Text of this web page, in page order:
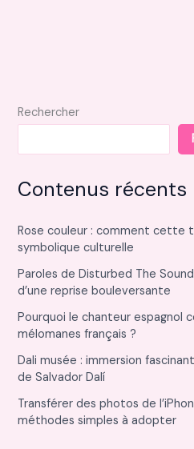
dans
association
Rechercher
Contenus récents
Rose couleur : comment cette
symbolique culturelle
Paroles de Disturbed The
d’une reprise bouleversante
Pourquoi le chanteur espagnol
mélomanes français ?
Dali musée : immersion
de Salvador Dalí
Transférer des photos de
méthodes simples à adopter